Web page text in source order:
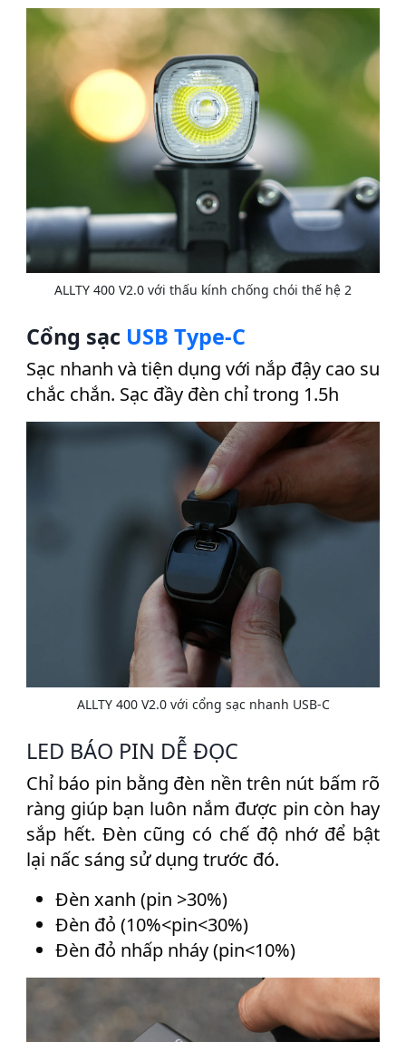
ALLTY 400 V2.0 với thấu kính chống chói thế hệ 2
Cổng sạc USB Type-C
Sạc nhanh và tiện dụng với nắp đậy cao su
chắc chắn. Sạc đầy đèn chỉ trong 1.5h
ALLTY 400 V2.0 với cổng sạc nhanh USB-C
LED BÁO PIN DỄ ĐỌC
Chỉ báo pin bằng đèn nền trên nút bấm rõ
ràng giúp bạn luôn nắm được pin còn hay
sắp hết. Đèn cũng có chế độ nhớ để bật
lại nấc sáng sử dụng trước đó.
Đèn xanh (pin >30%)
Đèn đỏ (10%<pin<30%)
Đèn đỏ nhấp nháy (pin<10%)